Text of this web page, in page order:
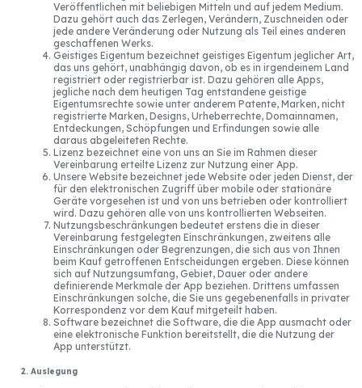
Veröffentlichen mit beliebigen Mitteln und auf jedem Medium.
Dazu gehört auch das Zerlegen, Verändern, Zuschneiden oder
jede andere Veränderung oder Nutzung als Teil eines anderen
geschaffenen Werks.
Geistiges Eigentum bezeichnet geistiges Eigentum jeglicher Art,
das uns gehört, unabhängig davon, ob es in irgendeinem Land
registriert oder registrierbar ist. Dazu gehören alle Apps,
jegliche nach dem heutigen Tag entstandene geistige
Eigentumsrechte sowie unter anderem Patente, Marken, nicht
registrierte Marken, Designs, Urheberrechte, Domainnamen,
Entdeckungen, Schöpfungen und Erfindungen sowie alle
daraus abgeleiteten Rechte.
Lizenz bezeichnet eine von uns an Sie im Rahmen dieser
Vereinbarung erteilte Lizenz zur Nutzung einer App.
Unsere Website bezeichnet jede Website oder jeden Dienst, der
für den elektronischen Zugriff über mobile oder stationäre
Geräte vorgesehen ist und von uns betrieben oder kontrolliert
wird. Dazu gehören alle von uns kontrollierten Webseiten.
Nutzungsbeschränkungen bedeutet erstens die in dieser
Vereinbarung festgelegten Einschränkungen, zweitens alle
Einschränkungen oder Begrenzungen, die sich aus von Ihnen
beim Kauf getroffenen Entscheidungen ergeben. Diese können
sich auf Nutzungsumfang, Gebiet, Dauer oder andere
definierende Merkmale der App beziehen. Drittens umfassen
Einschränkungen solche, die Sie uns gegebenenfalls in privater
Korrespondenz vor dem Kauf mitgeteilt haben.
Software bezeichnet die Software, die die App ausmacht oder
eine elektronische Funktion bereitstellt, die die Nutzung der
App unterstützt.
2. Auslegung